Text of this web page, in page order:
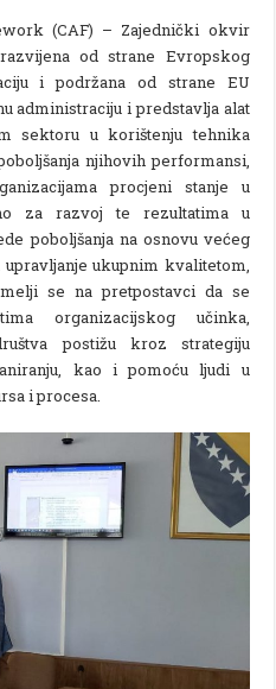
(CAF) – Zajednički okvir
od strane Evropskog
i podržana od strane EU
administraciju i predstavlja alat
sektoru u korištenju tehnika
njihovih performansi,
procjeni stanje u
za razvoj te rezultatima u
poboljšanja na osnovu većeg
ukupnim kvalitetom,
se na pretpostavci da se
organizacijskog učinka,
postižu kroz strategiju
kao i pomoću ljudi u
i procesa.